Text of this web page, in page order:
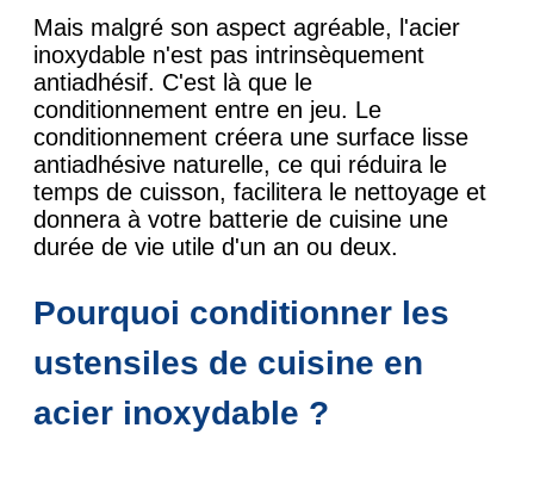
Mais malgré son aspect agréable, l'acier
inoxydable n'est pas intrinsèquement
antiadhésif. C'est là que le
conditionnement entre en jeu. Le
conditionnement créera une surface lisse
antiadhésive naturelle, ce qui réduira le
temps de cuisson, facilitera le nettoyage et
donnera à votre batterie de cuisine une
durée de vie utile d'un an ou deux.
Pourquoi conditionner les
ustensiles de cuisine en
acier inoxydable ?